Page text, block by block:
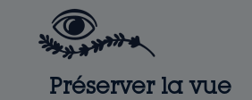
Préserver la vue